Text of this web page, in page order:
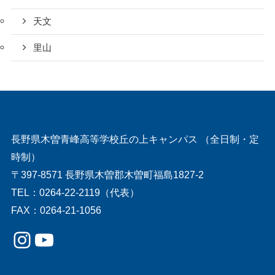
天文
里山
長野県木曽青峰高等学校丘の上キャンパス （全日制・定
時制）
〒397-8571 長野県木曽郡木曽町福島1827-2
TEL：0264-22-2119（代表）
FAX：0264-21-1056
Instagram
YouTube